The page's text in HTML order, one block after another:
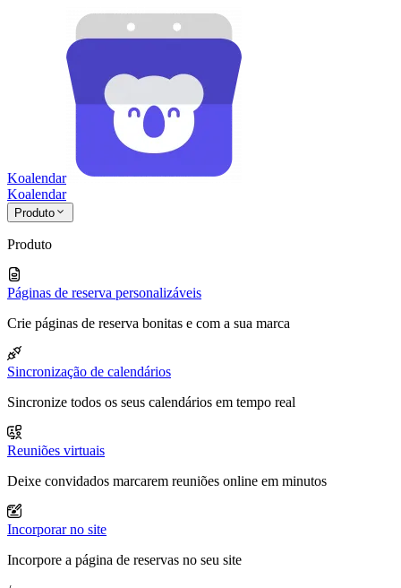
Koalendar
Koalendar
Produto
Produto
Páginas de reserva personalizáveis
Crie páginas de reserva bonitas e com a sua marca
Sincronização de calendários
Sincronize todos os seus calendários em tempo real
Reuniões virtuais
Deixe convidados marcarem reuniões online em minutos
Incorporar no site
Incorpore a página de reservas no seu site